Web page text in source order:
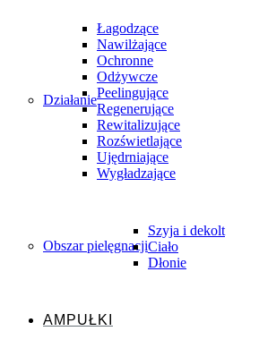
Działanie
Łagodzące
Nawilżające
Ochronne
Odżywcze
Peelingujące
Regenerujące
Rewitalizujące
Rozświetlające
Ujędrniające
Wygładzające
Obszar pielęgnacji
Szyja i dekolt
Ciało
Dłonie
AMPUŁKI